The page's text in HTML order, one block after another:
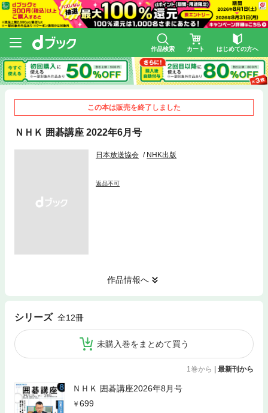
作品検索 カート はじめての方へ
この本は販売を終了しました
ＮＨＫ 囲碁講座 2022年6月号
日本放送協会 NHK出版
返品不可
作品情報へ
シリーズ 全12冊
未購入巻をまとめて買う
1巻から 最新刊から
ＮＨＫ 囲碁講座2026年8月号
699